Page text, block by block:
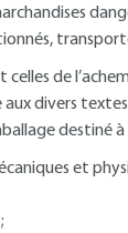
celles de
divers
destiné
et